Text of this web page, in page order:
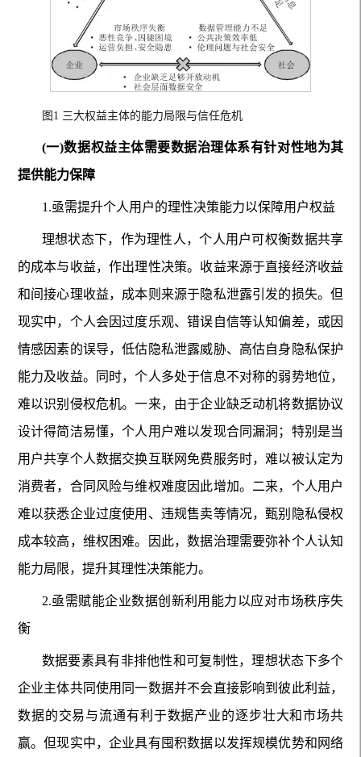
图1 三大权益主体的能力局限与信任危机
(一)数据权益主体需要数据治理体系有针对性地为其
提供能力保障
1.亟需提升个人用户的理性决策能力以保障用户权益
理想状态下，作为理性人，个人用户可权衡数据共享
的成本与收益，作出理性决策。收益来源于直接经济收益
和间接心理收益，成本则来源于隐私泄露引发的损失。但
现实中，个人会因过度乐观、错误自信等认知偏差，或因
情感因素的误导，低估隐私泄露威胁、高估自身隐私保护
能力及收益。同时，个人多处于信息不对称的弱势地位，
难以识别侵权危机。一来，由于企业缺乏动机将数据协议
设计得简洁易懂，个人用户难以发现合同漏洞；特别是当
用户共享个人数据交换互联网免费服务时，难以被认定为
消费者，合同风险与维权难度因此增加。二来，个人用户
难以获悉企业过度使用、违规售卖等情况，甄别隐私侵权
成本较高，维权困难。因此，数据治理需要弥补个人认知
能力局限，提升其理性决策能力。
2.亟需赋能企业数据创新利用能力以应对市场秩序失
衡
数据要素具有非排他性和可复制性，理想状态下多个
企业主体共同使用同一数据并不会直接影响到彼此利益，
数据的交易与流通有利于数据产业的逐步壮大和市场共
赢。但现实中，企业具有囤积数据以发挥规模优势和网络